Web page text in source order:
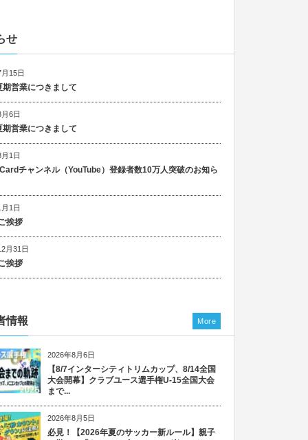
せ
15日
期営業につきまして
6日
期営業につきまして
1日
チャンネル（YouTube）登録者数10万人突破のお知ら
1日
挨拶
月31日
挨拶
情報
2026年8月6日
【8/7インターシティトリムカップ、8/14全国
大会開幕】クラブユース選手権U-15全国大会
まで...
2026年8月5日
必見！【2026年夏のサッカー新ルール】親子
More